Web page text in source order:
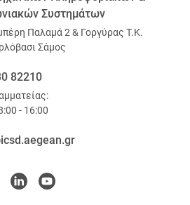
Συστημάτων
Παλαμά 2 & Γοργύρας Τ.Κ.
Σάμος
82210
- 16:00